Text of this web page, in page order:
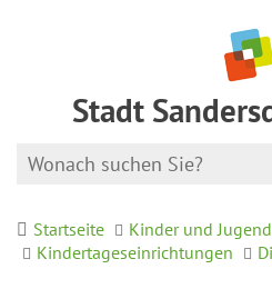
Stadt
Startseite
Kinder und Jugend
Kindertageseinrichtungen